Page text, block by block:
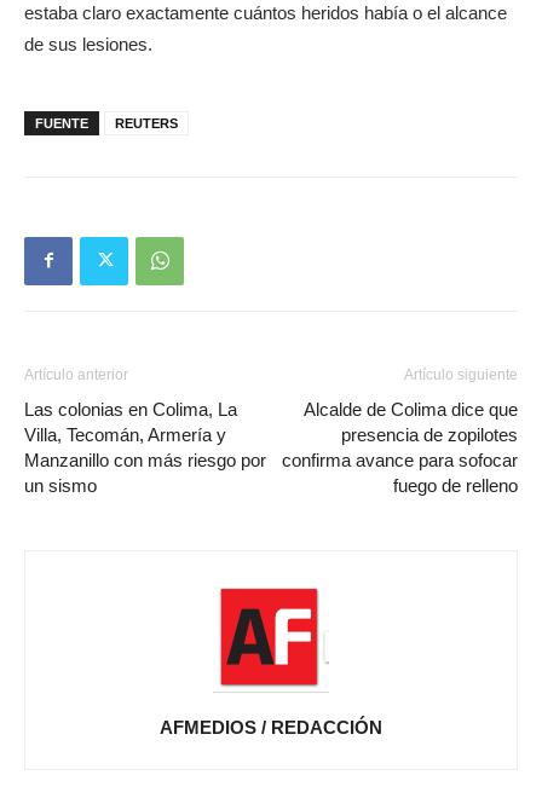
estaba claro exactamente cuántos heridos había o el alcance
de sus lesiones.
FUENTE REUTERS
Artículo anterior
Las colonias en Colima, La
Villa, Tecomán, Armería y
Manzanillo con más riesgo por
un sismo
Artículo siguiente
Alcalde de Colima dice que
presencia de zopilotes
confirma avance para sofocar
fuego de relleno
AFMEDIOS / REDACCIÓN